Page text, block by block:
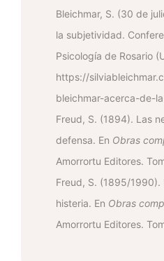
Bleichmar, S. (30 de
la subjetividad.
Psicología de Rosario
https://
bleichmar-acerca-de-
Freud, S. (1894). Las
defensa. En Obras
Amorrortu Editores.
Freud, S. (1895/1990).
histeria. En Obras
Amorrortu Editores.